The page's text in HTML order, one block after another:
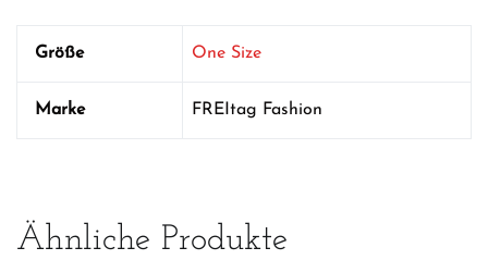
Größe One Size
Marke FREItag Fashion
Ähnliche Produkte